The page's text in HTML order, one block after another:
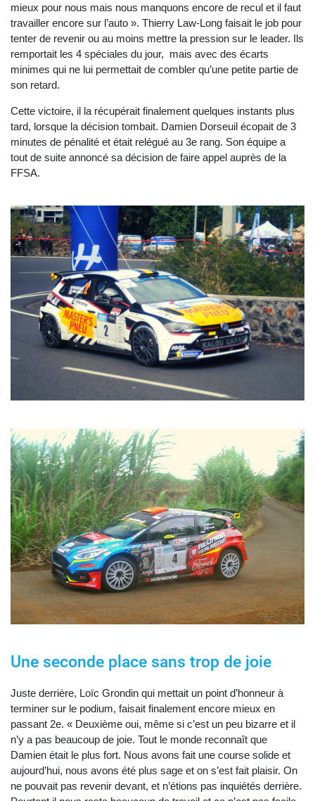
mieux pour nous mais nous manquons encore de recul et il faut
travailler encore sur l’auto ». Thierry Law-Long faisait le job pour
tenter de revenir ou au moins mettre la pression sur le leader. Ils
remportait les 4 spéciales du jour, mais avec des écarts
minimes qui ne lui permettait de combler qu’une petite partie de
son retard.
Cette victoire, il la récupérait finalement quelques instants plus
tard, lorsque la décision tombait. Damien Dorseuil écopait de 3
minutes de pénalité et était relégué au 3e rang. Son équipe a
tout de suite annoncé sa décision de faire appel auprès de la
FFSA.
Une seconde place sans trop de joie
Juste derrière, Loïc Grondin qui mettait un point d’honneur à
terminer sur le podium, faisait finalement encore mieux en
passant 2e. « Deuxième oui, même si c’est un peu bizarre et il
n’y a pas beaucoup de joie. Tout le monde reconnaît que
Damien était le plus fort. Nous avons fait une course solide et
aujourd’hui, nous avons été plus sage et on s’est fait plaisir. On
ne pouvait pas revenir devant, et n’étions pas inquiétés derrière.